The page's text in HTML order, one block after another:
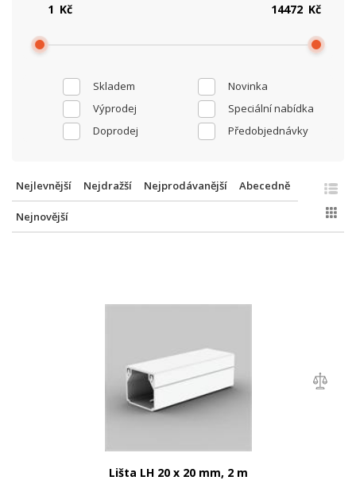
Skladem
Novinka
Výprodej
Speciální nabídka
Doprodej
Předobjednávky
Kč Kč
Nejlevnější Nejdražší Nejprodávanější Abecedně
Nejnovější
Lišta LH 20 x 20 mm, 2 m